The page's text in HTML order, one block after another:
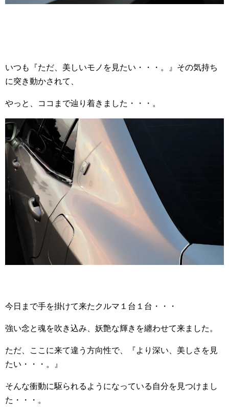
いつも『ただ、美しいモノを見たい・・・。』その気持ち
に突き動かされて、
やっと、ココまで辿り着きました・・・。
今日まで手を掛けて来たクルマ１台１台・・・
強い念と魂を吹き込み、妖艶な輝きを纏わせて来ました。
ただ、ここに来て違う方向性で、『より深い、美しさを見
たい・・・。』
そんな衝動に駆られるようになっている自分を見つけまし
た・・・。